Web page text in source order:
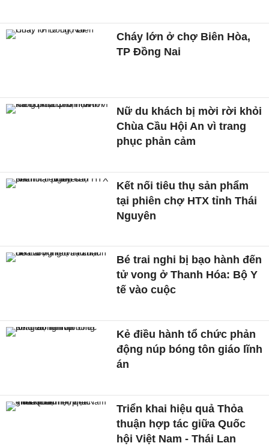
Cháy lớn ở chợ Biên Hòa,
TP Đồng Nai
Nữ du khách bị mời rời khỏi
Chùa Cầu Hội An vì trang
phục phản cảm
Kết nối tiêu thụ sản phẩm
tại phiên chợ HTX tỉnh Thái
Nguyên
Bé trai nghi bị bạo hành đến
tử vong ở Thanh Hóa: Bộ Y
tế vào cuộc
Kẻ điều hành tổ chức phản
động núp bóng tôn giáo lĩnh
án
Triển khai hiệu quả Thỏa
thuận hợp tác giữa Quốc
hội Việt Nam - Thái Lan